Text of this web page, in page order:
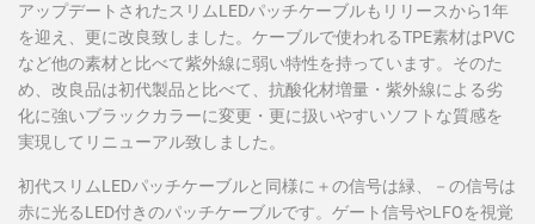
アップデートされたスリムLEDパッチケーブルもリリースから1年
を迎え、更に改良致しました。ケーブルで使われるTPE素材はPVC
など他の素材と比べて紫外線に弱い特性を持っています。そのた
め、改良品は初代製品と比べて、抗酸化材増量・紫外線による劣
化に強いブラックカラーに変更・更に扱いやすいソフトな質感を
実現してリニューアル致しました。
初代スリムLEDパッチケーブルと同様に＋の信号は緑、－の信号は
赤に光るLED付きのパッチケーブルです。ゲート信号やLFOを視覚